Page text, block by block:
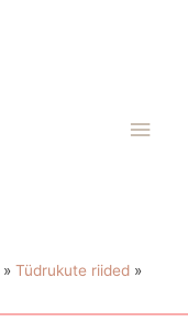
Tüdrukute riided